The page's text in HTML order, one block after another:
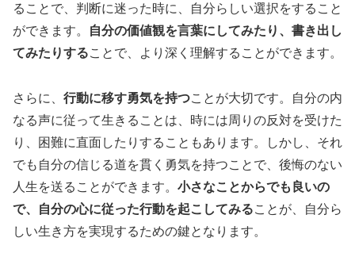
ることで、判断に迷った時に、自分らしい選択をすること
ができます。
自分の価値観を言葉にしてみたり、書き出し
てみたりすることで、より深く理解することができます。
さらに、 行動に移す勇気を持つことが大切です。自分の内
なる声に従って生きることは、時には周りの反対を受けた
り、困難に直面したりすることもあります。しかし、それ
でも自分の信じる道を貫く勇気を持つことで、後悔のない
人生を送ることができます。 小さなことからでも良いの
で、自分の心に従った行動を起こしてみることが、自分ら
しい生き方を実現するための鍵となります。